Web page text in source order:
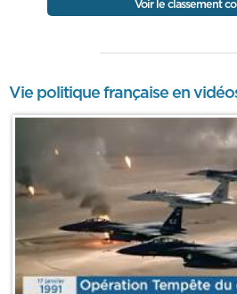
Voir le classement
Vie politique française en